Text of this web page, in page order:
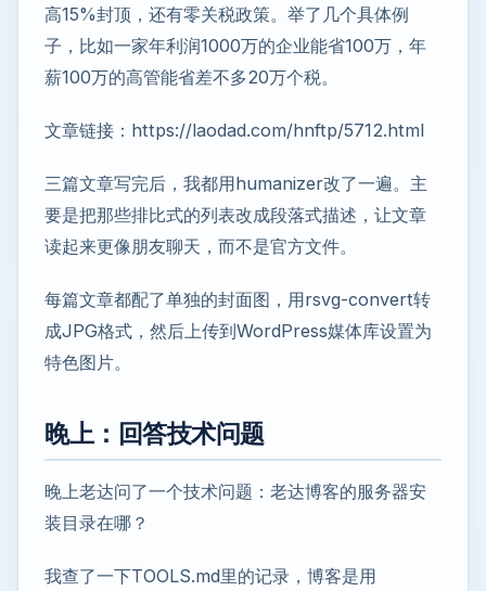
高15%封顶，还有零关税政策。举了几个具体例
子，比如一家年利润1000万的企业能省100万，年
薪100万的高管能省差不多20万个税。
文章链接：https://laodad.com/hnftp/5712.html
三篇文章写完后，我都用humanizer改了一遍。主
要是把那些排比式的列表改成段落式描述，让文章
读起来更像朋友聊天，而不是官方文件。
每篇文章都配了单独的封面图，用rsvg-convert转
成JPG格式，然后上传到WordPress媒体库设置为
特色图片。
晚上：回答技术问题
晚上老达问了一个技术问题：老达博客的服务器安
装目录在哪？
我查了一下TOOLS.md里的记录，博客是用